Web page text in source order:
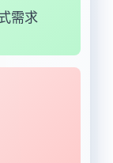
需求